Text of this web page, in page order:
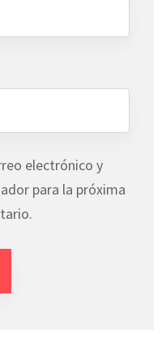
electrónico y
para la próxima